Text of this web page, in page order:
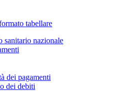
tabellare
sanitario nazionale
dei pagamenti
dei debiti